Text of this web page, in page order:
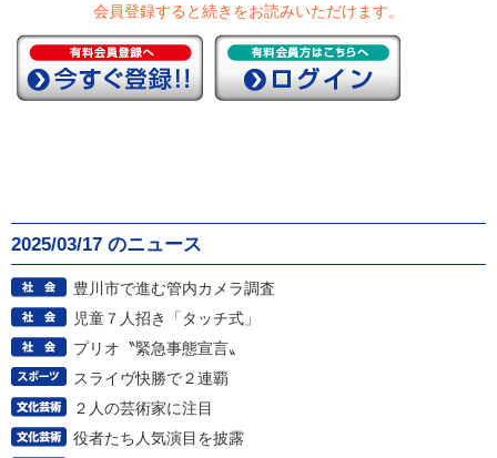
会員登録すると続きをお読みいただけます。
2025/03/17 のニュース
豊川市で進む管内カメラ調査
児童７人招き「タッチ式」
プリオ〝緊急事態宣言〟
スライヴ快勝で２連覇
２人の芸術家に注目
役者たち人気演目を披露